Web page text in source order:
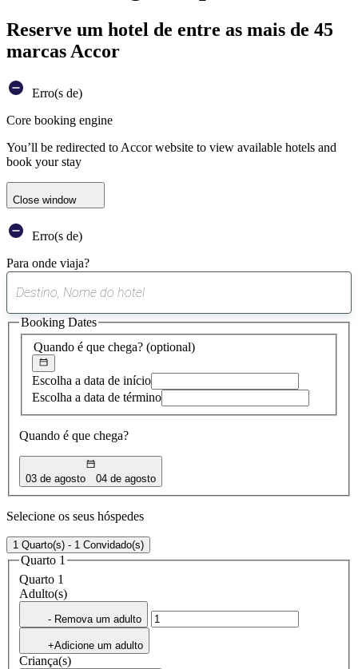
Reserve um hotel de entre as mais de 45
marcas Accor
Erro(s de)
Core booking engine
You’ll be redirected to Accor website to view available hotels and
book your stay
Close window
Erro(s de)
Para onde viaja?
sugestão
encontrada
Quando é que chega? (optional)
Escolha a data de início
Escolha a data de término
Quando é que chega?
03 de agosto 04 de agosto
Booking Dates
Selecione os seus hóspedes
1 Quarto(s) - 1 Convidado(s)
Quarto 1
Quarto 1
Adulto(s)
- Remova um adulto
+Adicione um adulto
Criança(s)